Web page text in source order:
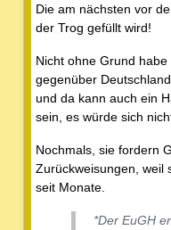
Die am nächsten vor
der Trog gefüllt wird!
Nicht ohne Grund
gegenüber
und da kann auch ein
sein, es würde sich
Nochmals, sie fordern
Zurückweisungen, weil
seit Monate.
*Der EuGH